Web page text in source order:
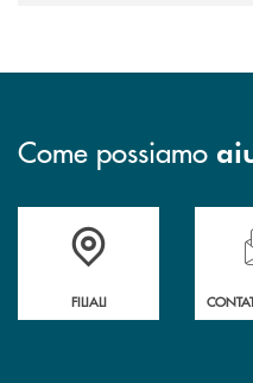
Come possiamo
Trova la filiale più vicina a te
FILIALI
Hai